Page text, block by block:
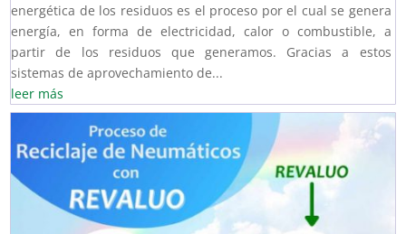
energética de los residuos es el proceso por el cual se genera
energía, en forma de electricidad, calor o combustible, a
partir de los residuos que generamos. Gracias a estos
sistemas de aprovechamiento de...
leer más